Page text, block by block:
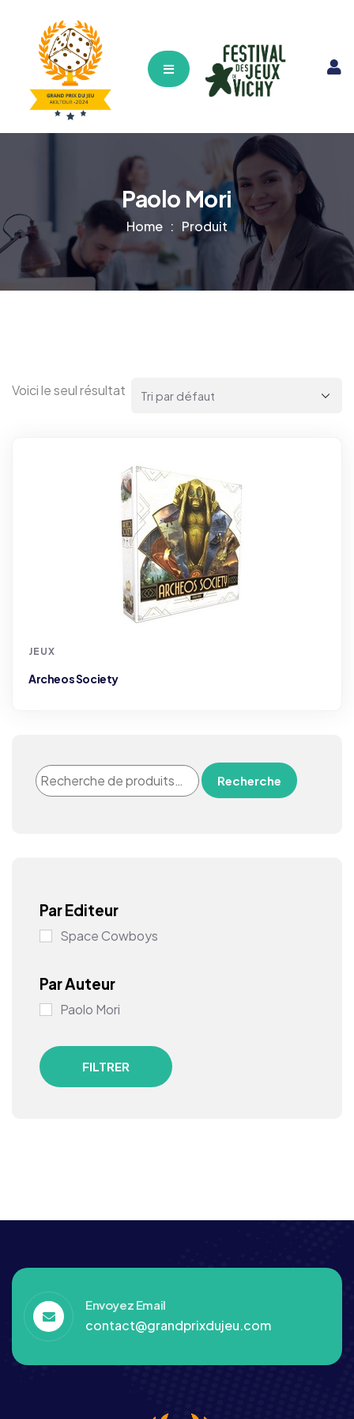
Hamburger Toggle Menu
Paolo Mori
Home Produit
Voici le seul résultat
JEUX
Archeos Society
Recherche
Par Editeur
Space Cowboys
Par Auteur
Paolo Mori
FILTRER
Envoyez Email
contact@grandprixdujeu.com